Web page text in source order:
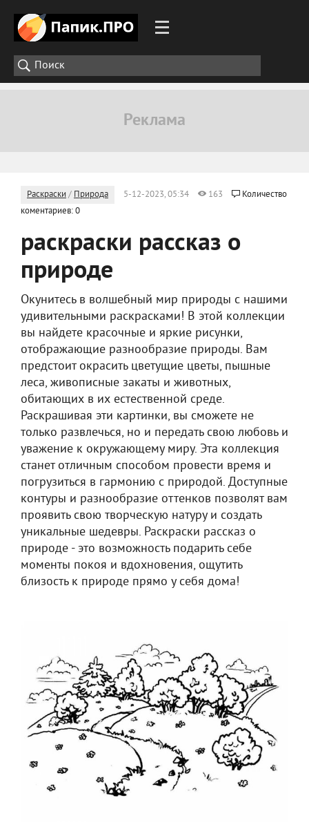
Раскраски / Природа 5-12-2023, 05:34 163
Количество
коментариев: 0
раскраски рассказ о
природе
Окунитесь в волшебный мир природы с нашими
удивительными раскрасками! В этой коллекции
вы найдете красочные и яркие рисунки,
отображающие разнообразие природы. Вам
предстоит окрасить цветущие цветы, пышные
леса, живописные закаты и животных,
обитающих в их естественной среде.
Раскрашивая эти картинки, вы сможете не
только развлечься, но и передать свою любовь и
уважение к окружающему миру. Эта коллекция
станет отличным способом провести время и
погрузиться в гармонию с природой. Доступные
контуры и разнообразие оттенков позволят вам
проявить свою творческую натуру и создать
уникальные шедевры. Раскраски рассказ о
природе - это возможность подарить себе
моменты покоя и вдохновения, ощутить
близость к природе прямо у себя дома!